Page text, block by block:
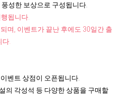
성한 보상으로 구성됩니다.
됩니다.
며, 이벤트가 끝난 후에도 30일간 출
.
벤트 상점이 오픈됩니다.
의 각성석 등 다양한 상품을 구매할